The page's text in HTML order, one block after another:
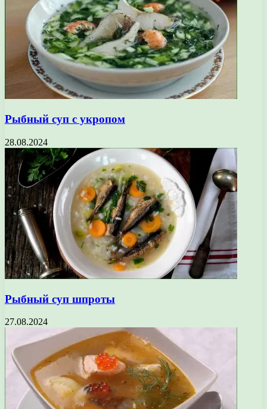
Рыбный суп с укропом
28.08.2024
Рыбный суп шпроты
27.08.2024